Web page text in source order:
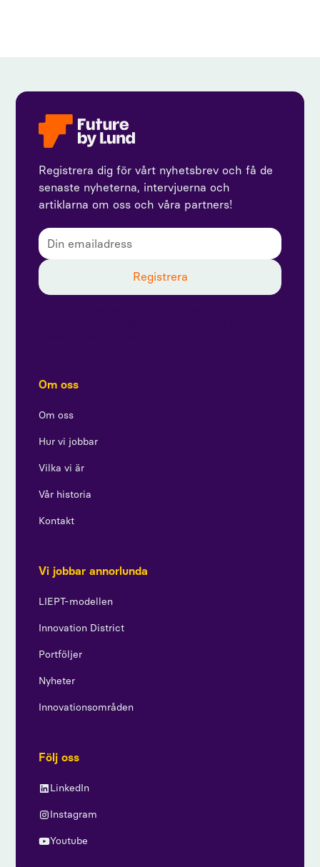
Registrera dig för vårt nyhetsbrev och få de
senaste nyheterna, intervjuerna och
artiklarna om oss och våra partners!
Om oss
Om oss
Hur vi jobbar
Vilka vi är
Vår historia
Kontakt
Vi jobbar annorlunda
LIEPT-modellen
Innovation District
Portföljer
Nyheter
Innovationsområden
Följ oss
LinkedIn
Instagram
Youtube